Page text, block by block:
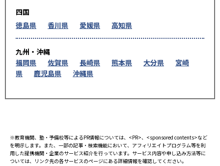
四国
徳島県
香川県 愛媛県 高知県
九州・沖縄
福岡県
佐賀県 長崎県 熊本県 大分県
宮崎
県
鹿児島県 沖縄県
※教育機関、塾・予備校等によるPR情報については、<PR>、<sponsored contents>など
を明示します。また、一部の記事・検索機能において、アフィリエイトプログラム等を利
用した提携機関・企業のサービス紹介を行っています。サービス内容や申し込み方法等に
ついては、リンク先の各サービスのページにある詳細情報を確認してください。